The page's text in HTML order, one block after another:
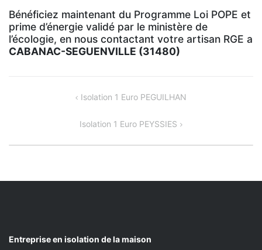
Bénéficiez maintenant du Programme Loi POPE et
prime d’énergie validé par le ministère de
l’écologie, en nous contactant votre artisan RGE a
CABANAC-SEGUENVILLE (31480)
NAVIGATION Isolation 1 Euro PEGUILHAN
Isolation 1 Euro PEYSSIES
Entreprise en isolation de la maison